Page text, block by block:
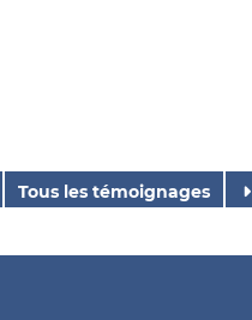
Tous les témoignages